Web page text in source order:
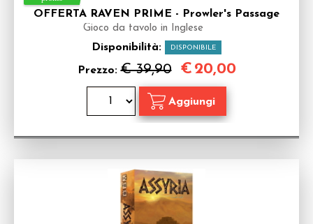
OFFERTA RAVEN PRIME - Prowler's Passage
Gioco da tavolo in Inglese
Disponibilità: DISPONIBILE
Prezzo:€ 39,90 € 20,00